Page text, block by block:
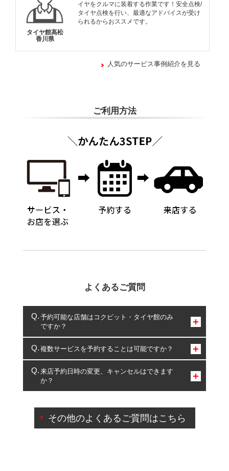
タイヤ館高松
香川県
イヤをクルマに装着する作業です！安全点検/
タイヤ点検を行い、最適なアドバイスが受け
られるからおススメです。
人気のサービス事例紹介を見る
ご利用方法
よくあるご質問
予約可能な店舗はコクピット・タイヤ館のみ
ですか？
コクピット・タイヤ館のみとなります。
複数サービスを予約することは可能ですか？
複数サービスのご予約は可能です。
一部の商品・サービスの組み合わせに限り、同時にご予約が
出来ないものもございます。
来店予約日時の変更、キャンセルはできます
か？
ご来店予約日の3営業日前を過ぎている場合のご予約
の日時変更につきましては、直接ご予約の店舗まで
その他のよくあるご質問はこちら